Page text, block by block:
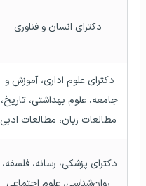
دکترای انسان و فناوری
مطالعات زبان، مطالعات ادبی